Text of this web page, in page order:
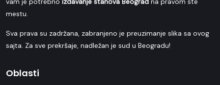
mestu.
Sva prava su zadržana, zabranjeno je preuzimanje slika sa ovog
sajta. Za sve prekršaje, nadležan je sud u Beogradu!
Oblasti